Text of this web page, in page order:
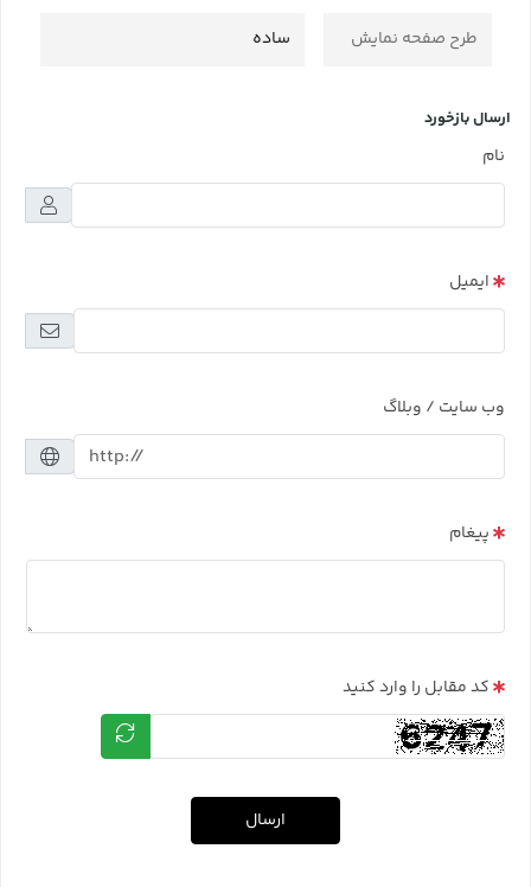
طرح صفحه نمایش ساده
ارسال بازخورد
نام
ایمیل
وب سایت / وبلاگ
پیغام
کد مقابل را وارد کنید
ارسال